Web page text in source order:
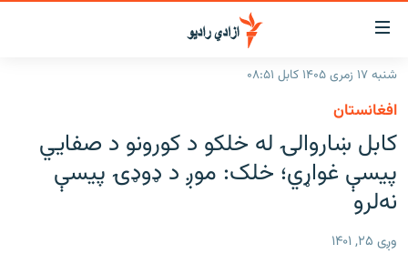
د
لاسرسۍ
وړ
لېنکونه
متن
ته
ورتلل
اصلي
ته
راپورونه
افغانستان
سیمه
خبرونه
افغانستان
د خپرونو جدول
شنبه ۱۷ زمری ۱۴۰۵ کابل ۰۸:۵۱
افغانستان
کابل ښاروالۍ له خلکو د کورونو د صفايي
پيسې غواړي؛ خلک: موږ د ډوډۍ پيسې
نه‌لرو
وږی ۲۵, ۱۴۰۱